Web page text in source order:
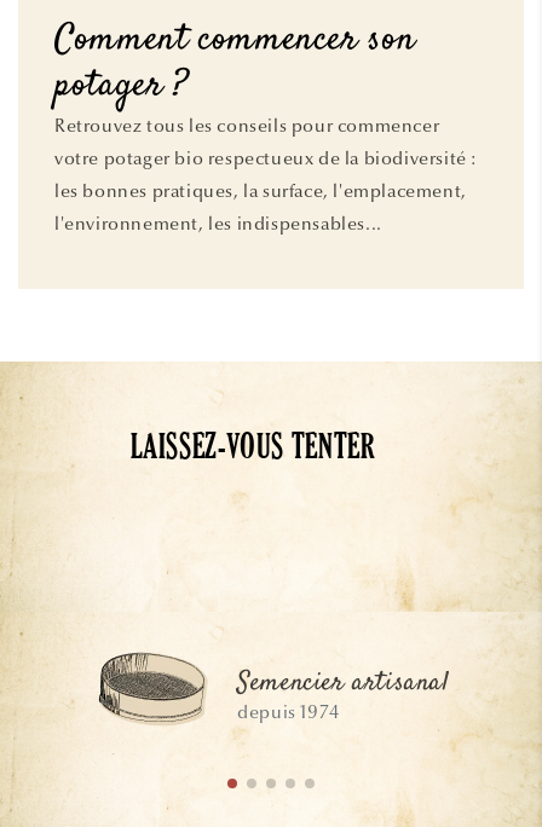
Comment commencer son
potager ?
Retrouvez tous les conseils pour commencer
votre potager bio respectueux de la biodiversité :
les bonnes pratiques, la surface, l'emplacement,
l'environnement, les indispensables...
LAISSEZ-VOUS TENTER
Semencier artisanal
depuis 1974